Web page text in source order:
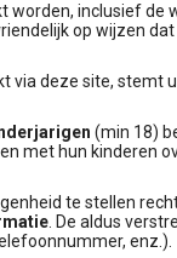
worden, inclusief de
op wijzen
via deze site, stemt
(min 18)
met hun kinderen
te stellen
. De aldus
enz.).